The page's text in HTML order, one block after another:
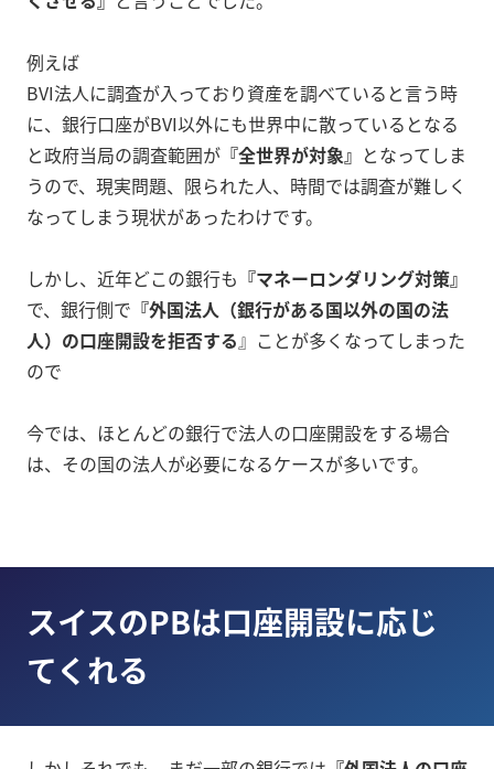
例えば
BVI法人に調査が入っており資産を調べていると言う時
に、銀行口座がBVI以外にも世界中に散っているとなる
と政府当局の調査範囲が 『全世界が対象』 となってしま
うので、現実問題、限られた人、時間では調査が難しく
なってしまう現状があったわけです。
しかし、近年どこの銀行も 『マネーロンダリング対策』
で、銀行側で 『外国法人（銀行がある国以外の国の法
人）の口座開設を拒否する』ことが多くなってしまった
ので
今では、ほとんどの銀行で法人の口座開設をする場合
は、その国の法人が必要になるケースが多いです。
スイスのPBは口座開設に応じ
てくれる